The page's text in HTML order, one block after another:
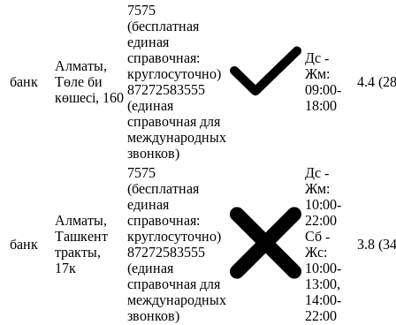
банк
Алматы,
Төле би
көшесі, 160
7575
(бесплатная
единая
справочная:
круглосуточно)
87272583555
(единая
справочная для
международных
звонков)
Дс -
Жм:
09:00-
18:00
4.4
банк
Алматы,
Ташкент
тракты,
17к
7575
(бесплатная
единая
справочная:
круглосуточно)
87272583555
(единая
справочная для
международных
звонков)
Дс -
Жм:
10:00-
22:00
Сб -
Жс:
10:00-
13:00,
14:00-
22:00
3.8